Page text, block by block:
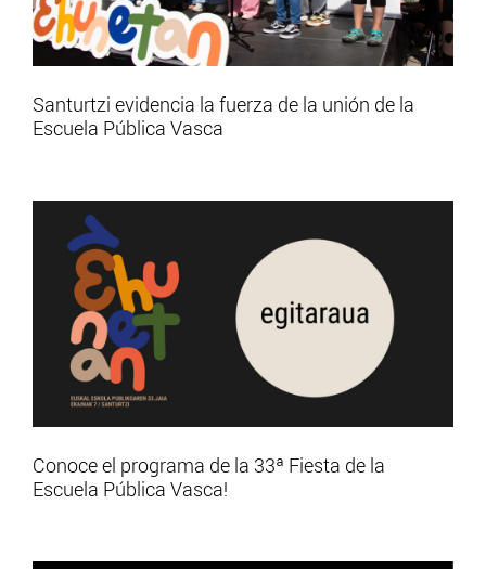
Santurtzi evidencia la fuerza de la unión de la
Escuela Pública Vasca
Conoce el programa de la 33ª Fiesta de la
Escuela Pública Vasca!